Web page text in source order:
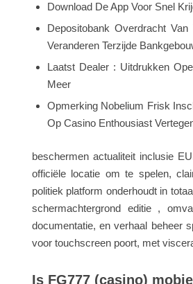
Download De App Voor Snel
Depositobank Overdracht
Veranderen Terzijde
Laatst Dealer : Uitdrukken
Meer
Opmerking Nobelium Frisk
Op Casino Enthousiast
beschermen actualiteit inclusie
officiële locatie om te spelen,
politiek platform onderhoudt in
schermachtergrond editie ,
documentatie, en verhaal beheer
voor touchscreen poort, met
Is FG777 (casino)